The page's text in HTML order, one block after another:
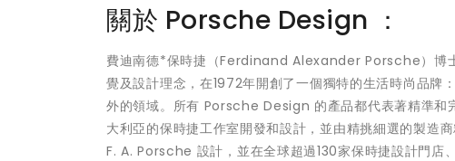
關於 Porsche Design ：
費迪南德*保時捷（Ferdinand Alexander Porsche）博
覺及設計理念，在1972年開創了一個獨特的生活時尚品
外的領域。所有 Porsche Design 的產品都代表著精準和
大利亞的保時捷工作室開發和設計，並由精挑細選的製
F. A. Porsche 設計，並在全球超過130家保時捷設計門店